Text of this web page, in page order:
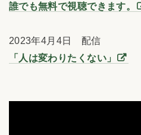
誰でも無料で視聴できます。
2023年4月4日 配信
「人は変わりたくない」